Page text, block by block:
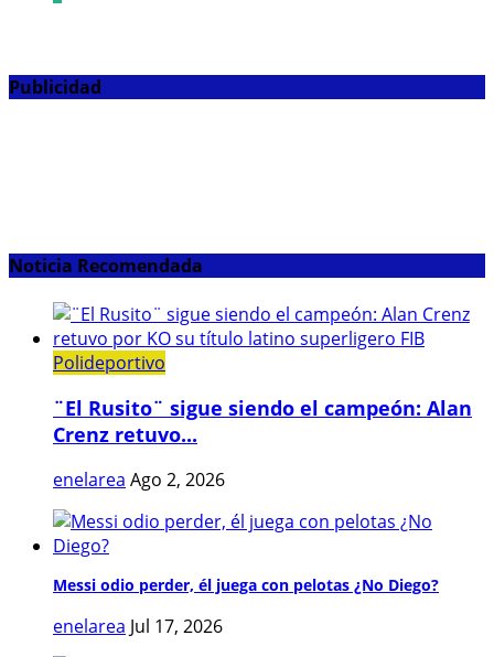
Publicidad
Noticia Recomendada
Polideportivo
¨El Rusito¨ sigue siendo el campeón: Alan
Crenz retuvo...
enelarea Ago 2, 2026
Messi odio perder, él juega con pelotas ¿No Diego?
enelarea Jul 17, 2026